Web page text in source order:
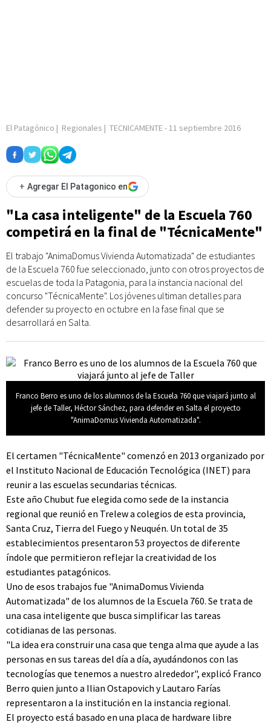
El Patagónico | Regionales | TECNICAMENTE- 11 septiembre 2016
+ Agregar El Patagonico en
"La casa inteligente" de la Escuela 760
competirá en la final de "TécnicaMente"
El trabajo "AnimaDomus Vivienda Automatizada" de estudiantes
de la Escuela 760 fue seleccionado, junto con otros proyectos de
escuelas de toda la Patagonia, para la instancia nacional del
concurso "TécnicaMente". Los jóvenes ultiman detalles para
defender su proyecto en octubre en la fase final que se
desarrollará en Salta.
Franco Berro es uno de los alumnos de la Escuela 760 que viajará junto al
jefe de Taller, Héctor Sánchez, para defender en Salta el proyecto
"AnimaDomus Vivienda Automatizada".
El certamen "TécnicaMente" comenzó en 2013 organizado por
el Instituto Nacional de Educación Tecnológica (INET) para
reunir a las escuelas secundarias técnicas.
Este año Chubut fue elegida como sede de la instancia
regional que reunió en Trelew a colegios de esta provincia,
Santa Cruz, Tierra del Fuego y Neuquén. Un total de 35
establecimientos presentaron 53 proyectos de diferente
índole que permitieron reflejar la creatividad de los
estudiantes patagónicos.
Uno de esos trabajos fue "AnimaDomus Vivienda
Automatizada" de los alumnos de la Escuela 760. Se trata de
una casa inteligente que busca simplificar las tareas
cotidianas de las personas.
"La idea era construir una casa que tenga alma que ayude a las
personas en sus tareas del día a día, ayudándonos con las
tecnologías que tenemos a nuestro alrededor", explicó Franco
Berro quien junto a Ilian Ostapovich y Lautaro Farías
representaron a la institución en la instancia regional.
El proyecto está basado en una placa de hardware libre